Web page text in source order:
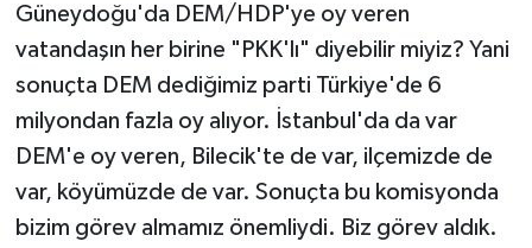
Güneydoğu'da DEM/HDP'ye oy veren
vatandaşın her birine "PKK'lı" diyebilir miyiz? Yani
sonuçta DEM dediğimiz parti Türkiye'de 6
milyondan fazla oy alıyor. İstanbul'da da var
DEM'e oy veren, Bilecik'te de var, ilçemizde de
var, köyümüzde de var. Sonuçta bu komisyonda
bizim görev almamız önemliydi. Biz görev aldık.